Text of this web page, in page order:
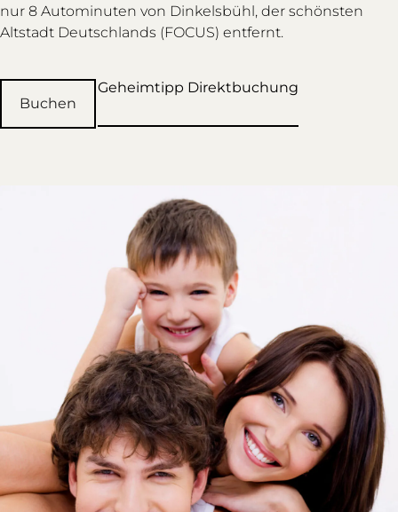
nur 8 Autominuten von Dinkelsbühl, der schönsten
Altstadt Deutschlands (FOCUS) entfernt.
Buchen
Geheimtipp Direktbuchung